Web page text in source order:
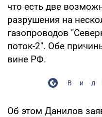
что есть две
разрушения на
газопроводов
поток-2". Обе
вине РФ.
Об этом Данилов